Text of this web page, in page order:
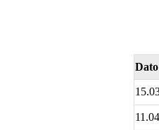
Dato
11.04